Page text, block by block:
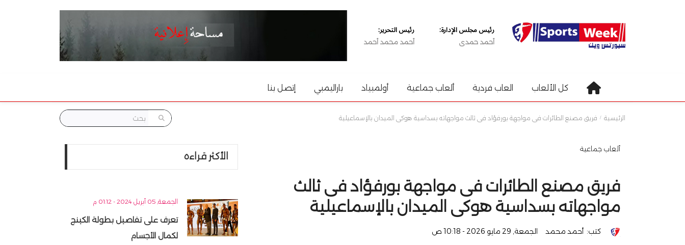
رئيس مجلس الإدارة:
أحمد حمدى
رئيس التحرير:
أحمد محمد أحمد
كل الألعاب العاب فردية ألعاب جماعية أولمبياد باراليمبي إتصل بنا
الرئيسية فريق مصنع الطائرات فى مواجهة بورفؤاد فى ثالث مواجهاته بسداسية هوكى الميدان بالإسماعيلية
ألعاب جماعية
فريق مصنع الطائرات فى مواجهة بورفؤاد فى ثالث
مواجهاته بسداسية هوكى الميدان بالإسماعيلية
كتب: أحمد محمد الجمعة, 29 مايو 2026 - 10:18 ص
الأكثر قراءه
الجمعة, 05 أبريل 2024 - 01:12 م
تعرف على تفاصيل بطولة الكينج
لكمال الأجسام